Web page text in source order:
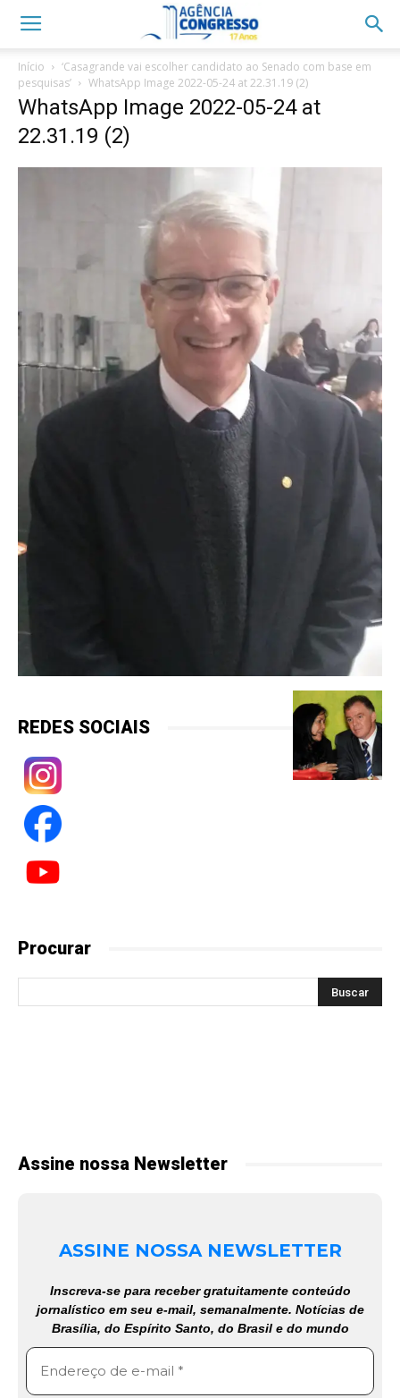
Início
‘Casagrande vai escolher candidato ao Senado com base em
pesquisas’
WhatsApp Image 2022-05-24 at 22.31.19 (2)
WhatsApp Image 2022-05-24 at
22.31.19 (2)
REDES SOCIAIS
Procurar
Assine nossa Newsletter
ASSINE NOSSA NEWSLETTER
Inscreva-se para receber gratuitamente conteúdo
jornalístico em seu e-mail, semanalmente. Notícias de
Brasília, do Espírito Santo, do Brasil e do mundo